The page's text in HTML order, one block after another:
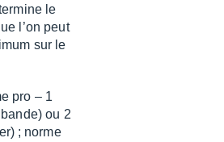
le
l’on peut
sur le
pro – 1
ou 2
; norme